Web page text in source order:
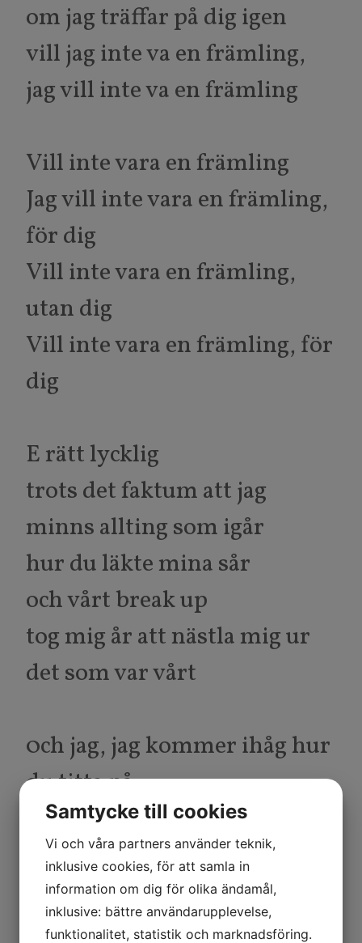
om jag träffar på dig igen
vill jag inte va en främling,
jag vill inte va en främling
Vill inte vara en främling
Jag vill inte vara en främling,
för dig
Vill inte vara en främling,
utan dig
Vill inte vara en främling, för
dig
E rätt lycklig
trots det faktum att jag
minns allting som igår
hur du läkte mina sår
och vårt break up
tog mig år att nästla mig ur
det som var vårt
0ch jag, jag kommer ihåg hur
du titta på
När jag, när jag drunkna i
rädsla
Hur kan man gå?
Samtycke till cookies
Vi och våra partners använder teknik,
inklusive cookies, för att samla in
information om dig för olika ändamål,
inklusive: bättre användarupplevelse,
funktionalitet, statistik och marknadsföring.